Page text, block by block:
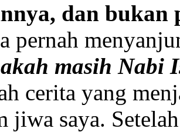
dan bukan
pernah
masih Nabi
cerita yang
jiwa saya.